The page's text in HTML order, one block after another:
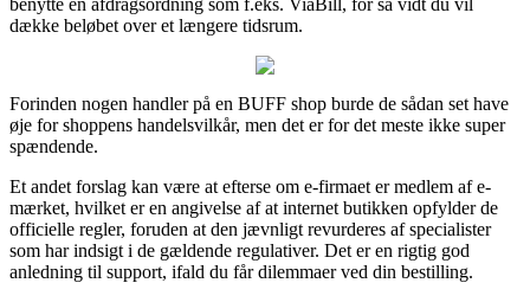
dække beløbet over et længere tidsrum.
Forinden nogen handler på en BUFF shop burde de sådan set have
øje for shoppens handelsvilkår, men det er for det meste ikke super
spændende.
Et andet forslag kan være at efterse om e-firmaet er medlem af e-
mærket, hvilket er en angivelse af at internet butikken opfylder de
officielle regler, foruden at den jævnligt revurderes af specialister
som har indsigt i de gældende regulativer. Det er en rigtig god
anledning til support, ifald du får dilemmaer ved din bestilling.